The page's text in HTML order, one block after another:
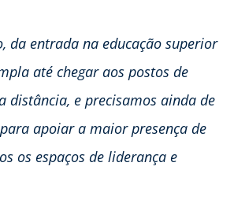
da entrada na educação superior
até chegar aos postos de
distância, e precisamos ainda de
apoiar a maior presença de
os espaços de liderança e